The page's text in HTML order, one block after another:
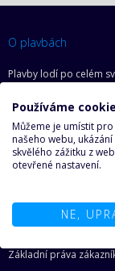
O plavbách
Plavby lodí po celém
O nás
Kolektiv CK PT Tours
Proč plout s CK PT Tours
Informace pro
Základní práva
Používáme
Můžeme je umístit
našeho webu,
skvělého zážitku z
otevřené nastavení.
NE,